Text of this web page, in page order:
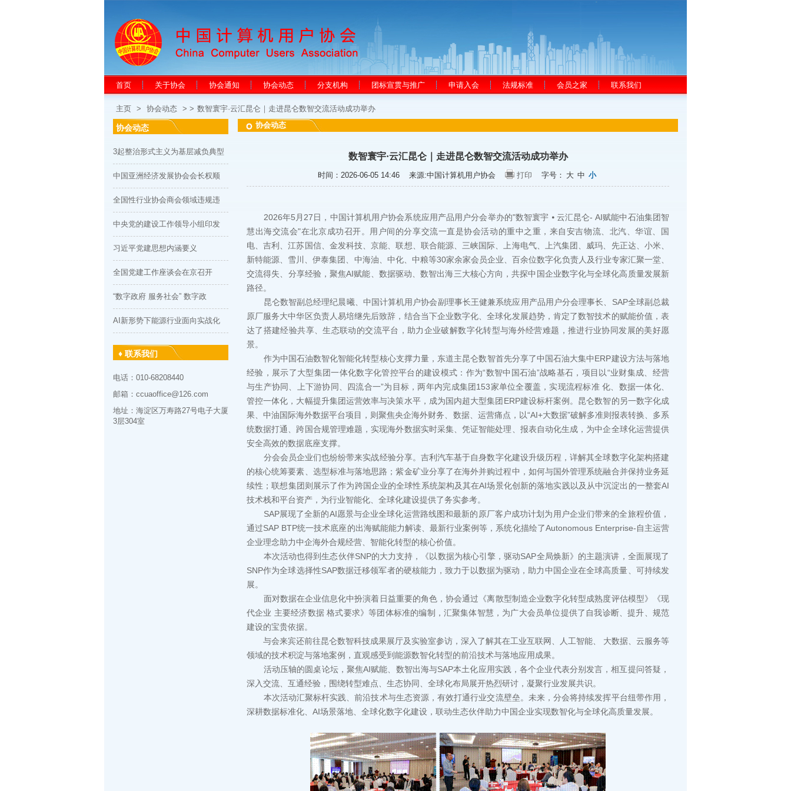
首页 关于协会 协会通知 协会动态 分支机构 团标宣贯与推广 申请入会 法规标准 会员之家 联系我们
主页 > 协会动态 > > 数智寰宇·云汇昆仑｜走进昆仑数智交流活动成功举办
协会动态
3起整治形式主义为基层减负典型
中国亚洲经济发展协会会长权顺
全国性行业协会商会领域违规违
中央党的建设工作领导小组印发
习近平党建思想内涵要义
全国党建工作座谈会在京召开
“数字政府 服务社会” 数字政
AI新形势下能源行业面向实战化
♦ 联系我们
电话：010-68208440
邮箱：ccuaoffice@126.com
地址：海淀区万寿路27号电子大厦
3层304室
协会动态
数智寰宇·云汇昆仑｜走进昆仑数智交流活动成功举办
时间：2026-06-05 14:46 来源:中国计算机用户协会 打印 字号： 大 中 小
2026年5月27日，中国计算机用户协会系统应用产品用户分会举办的"数智寰宇 ⦁ 云汇昆仑- AI赋能中石油集团智
慧出海交流会"在北京成功召开。用户间的分享交流一直是协会活动的重中之重，来自安吉物流、北汽、华谊、国
电、吉利、江苏国信、金发科技、京能、联想、联合能源、三峡国际、上海电气、上汽集团、威玛、先正达、小米、
新特能源、雪川、伊泰集团、中海油、中化、中粮等30家余家会员企业、百余位数字化负责人及行业专家汇聚一堂、
交流得失、分享经验，聚焦AI赋能、数据驱动、数智出海三大核心方向，共探中国企业数字化与全球化高质量发展新
路径。
昆仑数智副总经理纪晨曦、中国计算机用户协会副理事长王健兼系统应用产品用户分会理事长、SAP全球副总裁
原厂服务大中华区负责人易培继先后致辞，结合当下企业数字化、全球化发展趋势，肯定了数智技术的赋能价值，表
达了搭建经验共享、生态联动的交流平台，助力企业破解数字化转型与海外经营难题，推进行业协同发展的美好愿
景。
作为中国⽯油数智化智能化转型核⼼⽀撑⼒量，东道主昆仑数智首先分享了中国石油大集中ERP建设方法与落地
经验，展示了大型集团一体化数字化管控平台的建设模式：作为“数智中国⽯油”战略基⽯，项⽬以“业财集成、经营
与⽣产协同、上下游协同、四流合⼀”为⽬标，两年内完成集团153家单位全覆盖，实现流程标准 化、数据⼀体化、
管控⼀体化，⼤幅提升集团运营效率与决策⽔平，成为国内超⼤型集团ERP建设标杆案例。昆仑数智的另一数字化成
果、中油国际海外数据平台项目，则聚焦央企海外财务、数据、运营痛点，以“AI+⼤数据”破解多准则报表转换、多系
统数据打通、跨国合规管理难题，实现海外数据实时采集、凭证智能处理、报表⾃动化⽣成，为中企全球化运营提供
安全⾼效的数据底座⽀撑。
分会会员企业们也纷纷带来实战经验分享。吉利汽车基于自身数字化建设升级历程，详解其全球数字化架构搭建
的核心统筹要素、选型标准与落地思路；紫金矿业分享了在海外并购过程中，如何与国外管理系统融合并保持业务延
续性；联想集团则展示了作为跨国企业的全球性系统架构及其在AI场景化创新的落地实践以及从中沉淀出的一整套AI
技术栈和平台资产，为行业智能化、全球化建设提供了务实参考。
SAP展现了全新的AI愿景与企业全球化运营路线图和最新的原厂客户成功计划为用户企业们带来的全旅程价值，
通过SAP BTP统一技术底座的出海赋能能力解读、最新行业案例等，系统化描绘了Autonomous Enterprise-自主运营
企业理念助力中企海外合规经营、智能化转型的核心价值。
本次活动也得到生态伙伴SNP的大力支持，《以数据为核心引擎，驱动SAP全局焕新》的主题演讲，全面展现了
SNP作为全球选择性SAP数据迁移领军者的硬核能力，致力于以数据为驱动，助力中国企业在全球高质量、可持续发
展。
面对数据在企业信息化中扮演着日益重要的角色，协会通过《离散型制造企业数字化转型成熟度评估模型》《现
代企业 主要经济数据 格式要求》等团体标准的编制，汇聚集体智慧，为广大会员单位提供了自我诊断、提升、规范
建设的宝贵依据。
与会来宾还前往昆仑数智科技成果展厅及实验室参访，深⼊了解其在⼯业互联⽹、⼈⼯智能、 ⼤数据、云服务等
领域的技术积淀与落地案例，直观感受到能源数智化转型的前沿技术与落地应用成果。
活动压轴的圆桌论坛，聚焦AI赋能、数智出海与SAP本土化应用实践，各个企业代表分别发言，相互提问答疑，
深入交流、互通经验，围绕转型难点、生态协同、全球化布局展开热烈研讨，凝聚行业发展共识。
本次活动汇聚标杆实践、前沿技术与生态资源，有效打通行业交流壁垒。未来，分会将持续发挥平台纽带作用，
深耕数据标准化、AI场景落地、全球化数字化建设，联动生态伙伴助力中国企业实现数智化与全球化高质量发展。